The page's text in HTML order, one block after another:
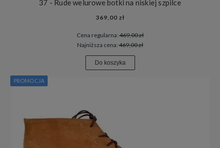
37 - Rude welurowe botki na niskiej szpilce
369,00 zł
Cena regularna:469,00 zł
Najniższa cena:469,00 zł
Do koszyka
PROMOCJA